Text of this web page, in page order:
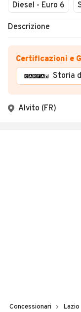
Diesel - Euro 6
Descrizione
Certificazioni e
Storia
Alvito (FR)
Concessionari Lazio